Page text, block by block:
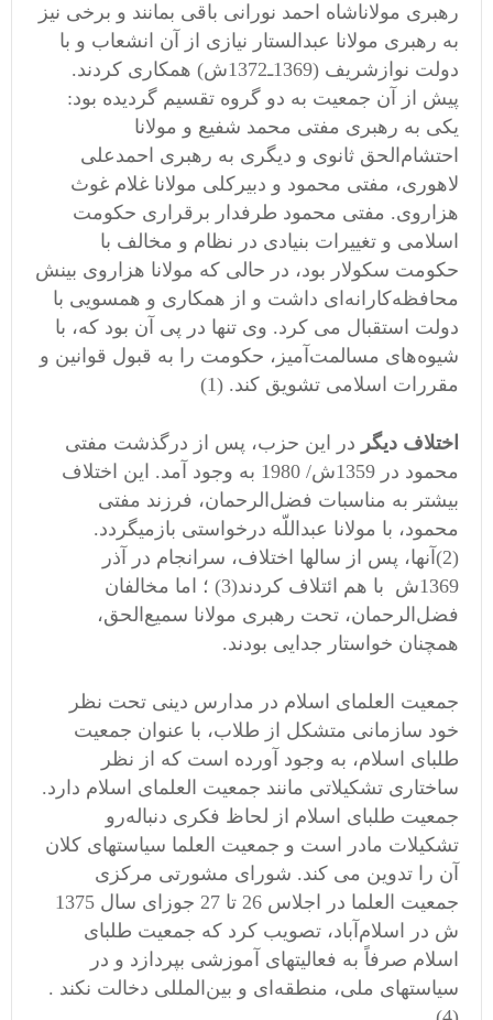
رهبری مولاناشاه‌ احمد نورانی باقی بمانند و برخی نیز
به‌ رهبری مولانا عبدالستار نیازی از آن‌ انشعاب‌ و با
دولت‌ نوازشریف‌ (1369ـ1372ش‌) همكاری كردند.
پیش از آن جمعیت‌ به‌ دو گروه‌ تقسیم‌ گردیده بود:
یكی به‌ رهبری مفتی محمد شفیع‌ و مولانا
احتشام‌الحق‌ ثانوی و دیگری به‌ رهبری احمدعلی
لاهوری، مفتی محمود و دبیركلی مولانا غلام‌ غوث‌
هزاروی. مفتی محمود طرفدار برقراری حكومت‌
اسلامی و تغییرات‌ بنیادی در نظام‌ و مخالف‌ با
حكومت‌ سكولار بود، در حالی كه‌ مولانا هزاروی بینش‌
محافظه‌كارانه‌ای داشت‌ و از همكاری و همسویی با
دولت‌ استقبال‌ می كرد. وی تنها در پی آن‌ بود كه‌، با
شیوه‌های مسالمت‌آمیز، حكومت‌ را به‌ قبول‌ قوانین‌ و
مقررات‌ اسلامی تشویق‌ كند. (1)
اختلاف‌ دیگر در این حزب‌، پس‌ از درگذشت‌ مفتی
محمود در 1359ش‌/ 1980 به‌ وجود آمد. این‌ اختلاف‌
بیشتر به‌ مناسبات‌ فضل‌الرحمان‌، فرزند مفتی
محمود، با مولانا عبداللّه‌ درخواستی بازمیگردد.
(2)آنها، پس‌ از سالها اختلاف‌، سرانجام‌ در آذر
1369ش با هم‌ ائتلاف‌ كردند(3) ؛ اما مخالفان‌
فضل‌الرحمان‌، تحت‌ رهبری مولانا سمیع‌الحق‌،
همچنان‌ خواستار جدایی بودند.
جمعیت‌ العلمای اسلام‌ در مدارس‌ دینی تحت‌ نظر
خود سازمانی متشكل‌ از طلاب‌، با عنوان‌ جمعیت‌
طلبای اسلام‌، به‌ وجود آورده‌ است‌ كه‌ از نظر
ساختاری تشكیلاتی مانند جمعیت‌ العلمای اسلام‌ دارد.
جمعیت‌ طلبای اسلام‌ از لحاظ‌ فكری دنباله‌رو
تشكیلات‌ مادر است‌ و جمعیت‌ العلما سیاستهای كلان‌
آن‌ را تدوین‌ می كند. شورای مشورتی مركزی
جمعیت‌ العلما در اجلاس‌ 26 تا 27 جوزای سال 1375
ش در اسلام‌آباد، تصویب‌ كرد كه‌ جمعیت‌ طلبای
اسلام‌ صرفاً به‌ فعالیتهای آموزشی بپردازد و در
سیاستهای ملی، منطقه‌ای و بین‌المللی دخالت‌ نكند .